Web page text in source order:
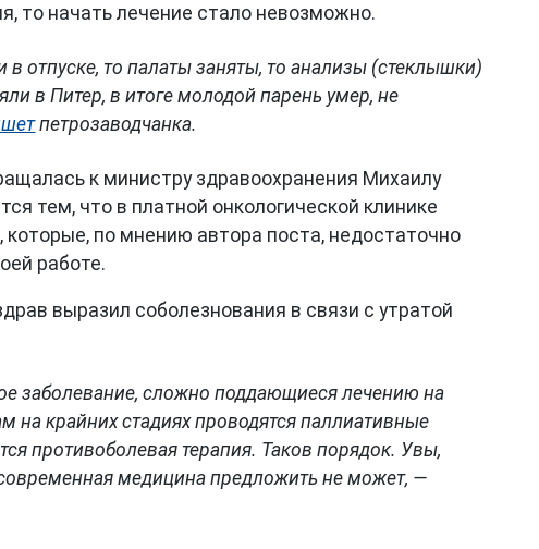
то начать лечение стало невозможно.
в отпуске, то палаты заняты, то анализы (стеклышки)
в Питер, в итоге молодой парень умер, не
петрозаводчанка.
к министру здравоохранения Михаилу
тем, что в платной онкологической клинике
по мнению автора поста, недостаточно
работе.
выразил соболезнования в связи с утратой
заболевание, сложно поддающиеся лечению на
на крайних стадиях проводятся паллиативные
противоболевая терапия. Таков порядок. Увы,
медицина предложить не может, —